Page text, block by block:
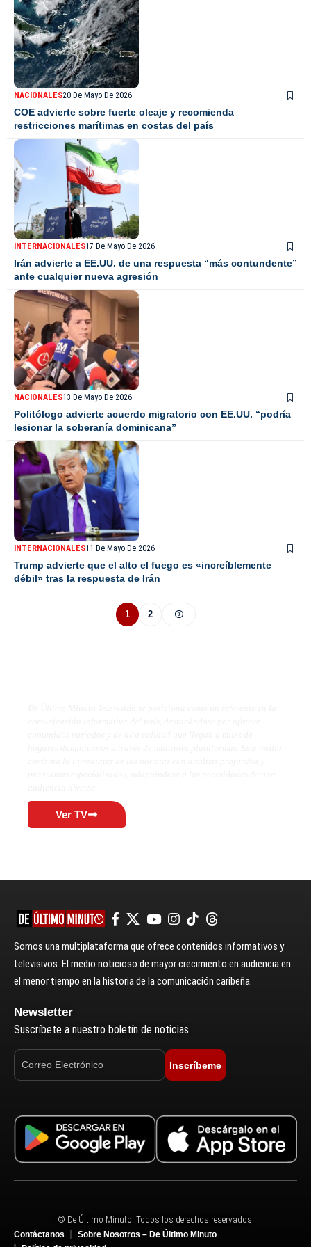
NACIONALES20 De Mayo De 2026
COE advierte sobre fuerte oleaje y recomienda
restricciones marítimas en costas del país
INTERNACIONALES17 De Mayo De 2026
Irán advierte a EE.UU. de una respuesta “más contundente”
ante cualquier nueva agresión
NACIONALES13 De Mayo De 2026
Politólogo advierte acuerdo migratorio con EE.UU. “podría
lesionar la soberanía dominicana”
INTERNACIONALES11 De Mayo De 2026
Trump advierte que el alto el fuego es «increíblemente
débil» tras la respuesta de Irán
1 2
Ver TV
Somos una multiplataforma que ofrece contenidos informativos y
televisivos. El medio noticioso de mayor crecimiento en audiencia en
el menor tiempo en la historia de la comunicación caribeña.
Newsletter
Suscríbete a nuestro boletín de noticias.
Inscríbeme
© De Último Minuto. Todos los derechos reservados.
Contáctanos
Sobre Nosotros – De Último Minuto